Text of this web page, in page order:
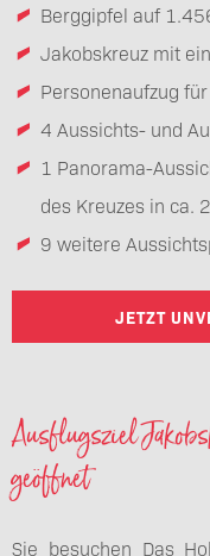
Berggipfel auf
Jakobskreuz mit
Personenaufzug
4 Aussichts- und
1 Panorama-
des Kreuzes in ca.
9 weitere
JETZT
Ausflugsziel
geöffnet
Sie besuchen Das